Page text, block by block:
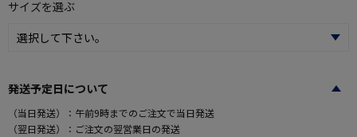
サイズを選ぶ
発送予定日について
（当日発送）：午前9時までのご注文で当日発送
（翌日発送）：ご注文の翌営業日の発送